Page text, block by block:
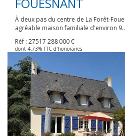
À deux pas du centre de La Forêt-
agréable maison familiale d'environ
Rèf : 27517 288 000 €
dont 4.73% TTC d'honoraires